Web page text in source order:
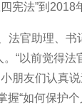
宪法”到2018
法官助理、书
“以前觉得法
朋友们认真
“如何保护